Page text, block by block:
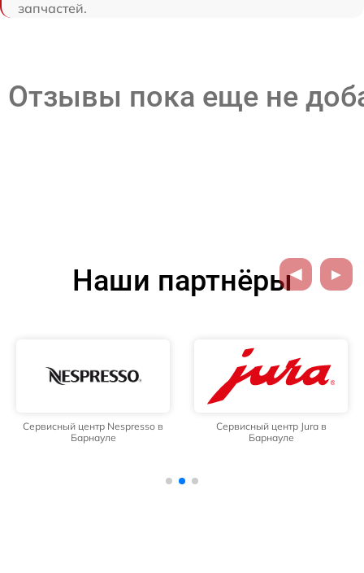
запчастей.
Отзывы пока еще не
Наши партнёры
Сервисный центр Nespresso в
Барнауле
Сервисный центр Jura в
Барнауле